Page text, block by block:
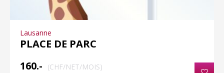
Lausanne
PLACE DE PARC
160.-
(CHF/NET/MOIS)